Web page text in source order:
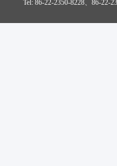
Tel: 86-22-2350-8228、86-22-